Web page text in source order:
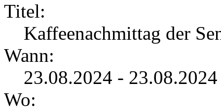
Titel:
Kaffeenachmittag der
Wann:
23.08.2024 -
Wo: